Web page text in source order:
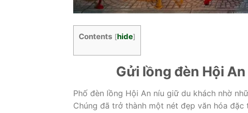
Contents [hide]
Gửi lồng đèn Hội
Phố đèn lồng Hội An níu giữ du khách nhờ
Chúng đã trở thành một nét đẹp văn hóa đặc